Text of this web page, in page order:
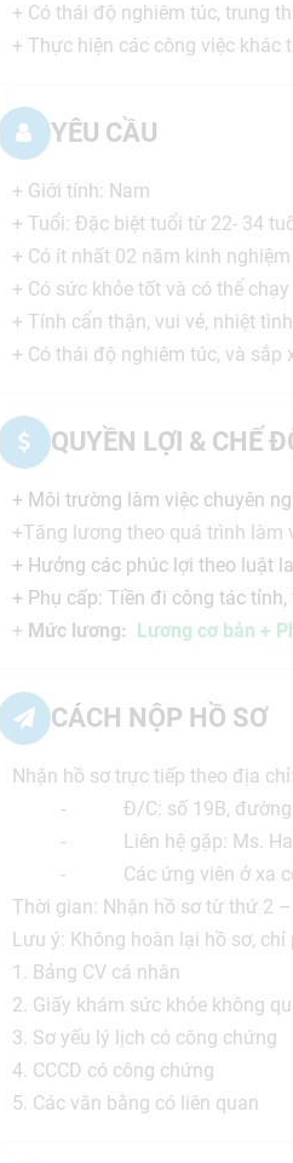
+ Có thái độ nghiêm túc, trung
+ Thực hiện các công việc khác
YÊU CẦU
+ Giới tính: Nam
+ Tuổi: Đặc biệt tuổi từ 22- 34
+ Có ít nhất 02 năm kinh
+ Có sức khỏe tốt và có thể
+ Tính cẩn thận, vui vẻ, nhiệt
+ Có thái độ nghiêm túc, và sắp
QUYỀN LỢI & CHẾ
+ Môi trường làm việc chuyên
+Tăng lương theo quá trình làm
+ Hưởng các phúc lợi theo luật
+ Phụ cấp: Tiền đi công tác
+ Mức lương: Lương cơ bản +
CÁCH NỘP HỒ SƠ
Nhận hồ sơ trực tiếp theo địa
- Đ/C: số 19B, đường só 9
- Liên hệ gặp: Ms. Hanh :
- Các ứng viên ở xa có
Thời gian: Nhận hồ sơ từ thứ 2
Lưu ý: Không hoàn lại hồ sơ,
1. Bảng CV cá nhân
2. Giấy khám sức khỏe không
3. Sơ yếu lý lịch có công chứng
4. CCCD có công chứng
5. Các văn bằng có liên quan